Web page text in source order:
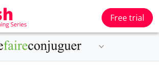
Free trial